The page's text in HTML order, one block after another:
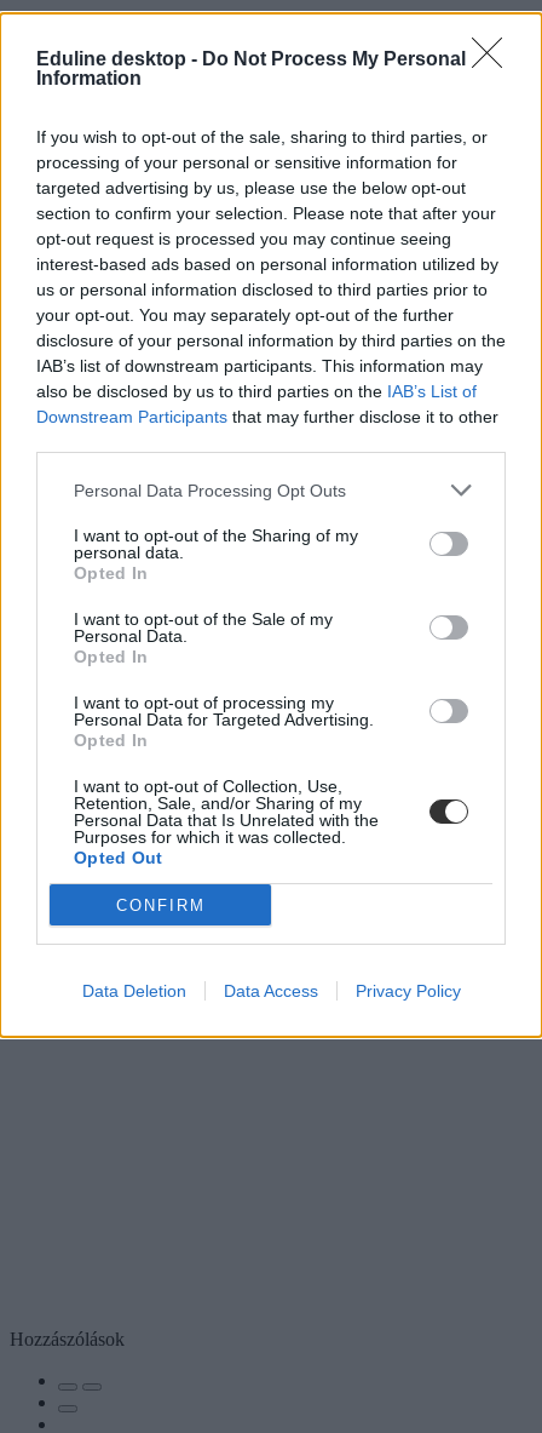
Eduline desktop - Do Not Process My Personal
Information
If you wish to opt-out of the sale, sharing to third parties, or
processing of your personal or sensitive information for
targeted advertising by us, please use the below opt-out
section to confirm your selection. Please note that after your
opt-out request is processed you may continue seeing
interest-based ads based on personal information utilized by
us or personal information disclosed to third parties prior to
your opt-out. You may separately opt-out of the further
disclosure of your personal information by third parties on the
IAB’s list of downstream participants. This information may
also be disclosed by us to third parties on the IAB’s List of
Downstream Participants that may further disclose it to other
Personal Data Processing Opt Outs
I want to opt-out of the Sharing of my
personal data.
Opted In
I want to opt-out of the Sale of my
Personal Data.
Opted In
I want to opt-out of processing my
Personal Data for Targeted Advertising.
Opted In
I want to opt-out of Collection, Use,
Retention, Sale, and/or Sharing of my
Personal Data that Is Unrelated with the
Purposes for which it was collected.
Opted Out
CONFIRM
Data Deletion Data Access Privacy Policy
kompetenciamérés
jogszabály
kompetenciamérés osztályozása
Hozzászólások